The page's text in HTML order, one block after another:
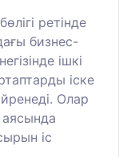
ретінде
бизнес-
ішкі
іске
Олар
аясында
іс